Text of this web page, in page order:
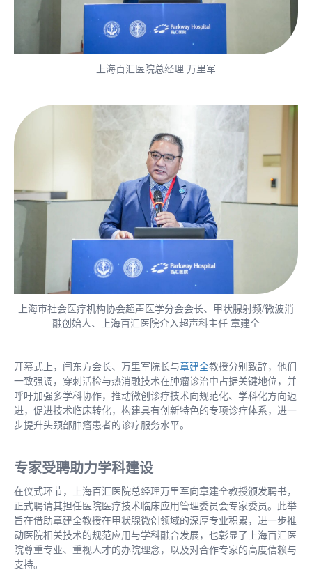
上海百汇医院总经理 万里军
上海市社会医疗机构协会超声医学分会会长、甲状腺射频/微波消
融创始人、上海百汇医院介入超声科主任 章建全
开幕式上，闫东方会长、万里军院长与章建全教授分别致辞，他们
一致强调，穿刺活检与热消融技术在肿瘤诊治中占据关键地位，并
呼吁加强多学科协作，推动微创诊疗技术向规范化、学科化方向迈
进，促进技术临床转化，构建具有创新特色的专项诊疗体系，进一
步提升头颈部肿瘤患者的诊疗服务水平。
专家受聘助力学科建设
在仪式环节，上海百汇医院总经理万里军向章建全教授颁发聘书，
正式聘请其担任医院医疗技术临床应用管理委员会专家委员。此举
旨在借助章建全教授在甲状腺微创领域的深厚专业积累，进一步推
动医院相关技术的规范应用与学科融合发展，也彰显了上海百汇医
院尊重专业、重视人才的办院理念，以及对合作专家的高度信赖与
支持。